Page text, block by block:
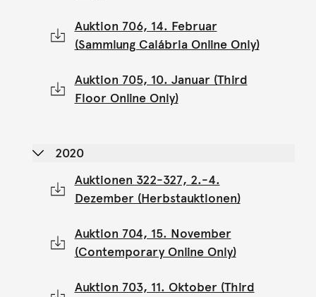
Auktion 706, 14. Februar
(Sammlung Calábria Online Only)
Auktion 705, 10. Januar (Third
Floor Online Only)
2020
Auktionen 322-327, 2.-4.
Dezember (Herbstauktionen)
Auktion 704, 15. November
(Contemporary Online Only)
Auktion 703, 11. Oktober (Third